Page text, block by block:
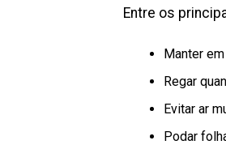
Entre os
Manter
Regar
Evitar ar
Podar